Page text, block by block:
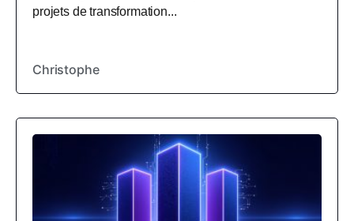
projets de transformation...
Christophe